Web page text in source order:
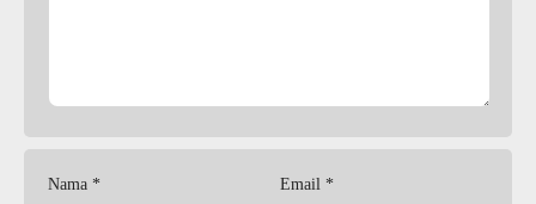
Nama * Email *